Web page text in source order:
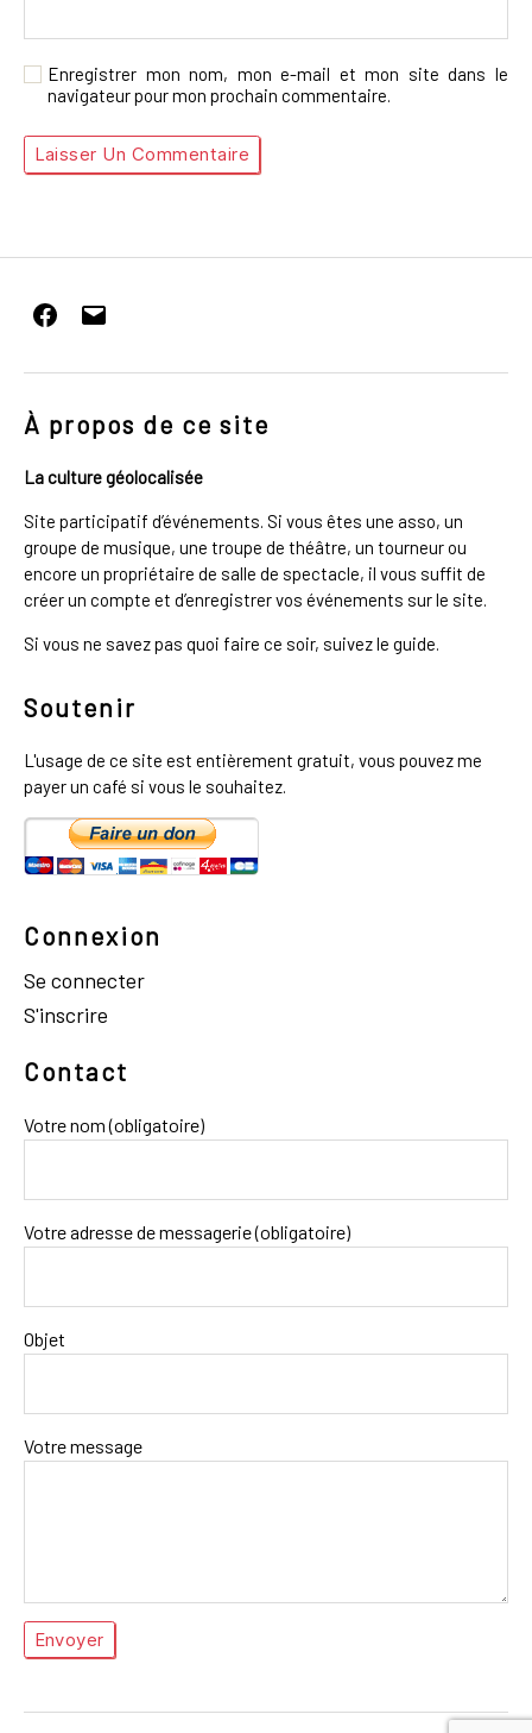
Enregistrer mon nom, mon e-mail et mon site dans le
navigateur pour mon prochain commentaire.
Facebook
E-
mail
À propos de ce site
La culture géolocalisée
Site participatif d’événements. Si vous êtes une asso, un
groupe de musique, une troupe de théâtre, un tourneur ou
encore un propriétaire de salle de spectacle, il vous suffit de
créer un compte et d’enregistrer vos événements sur le site.
Si vous ne savez pas quoi faire ce soir, suivez le guide.
Soutenir
L'usage de ce site est entièrement gratuit, vous pouvez me
payer un café si vous le souhaitez.
Connexion
Se connecter
S'inscrire
Contact
Votre nom (obligatoire)
Votre adresse de messagerie (obligatoire)
Objet
Votre message